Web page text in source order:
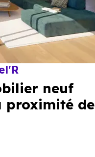
neuf
proximité de